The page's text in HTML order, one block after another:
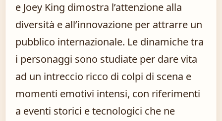
e Joey King dimostra l’attenzione alla
diversità e all’innovazione per attrarre un
pubblico internazionale. Le dinamiche tra
i personaggi sono studiate per dare vita
ad un intreccio ricco di colpi di scena e
momenti emotivi intensi, con riferimenti
a eventi storici e tecnologici che ne